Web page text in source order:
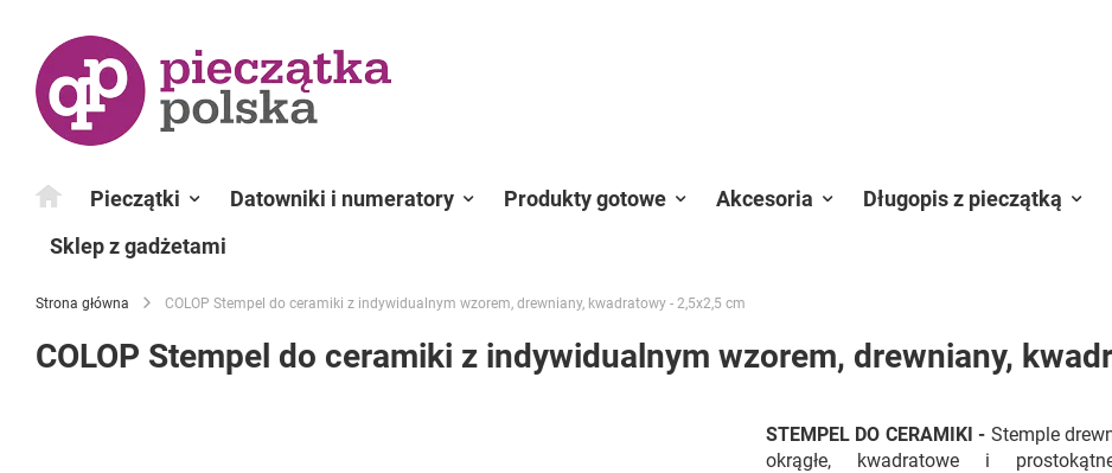
Pieczątki Datowniki i numeratory Produkty gotowe Akcesoria Długopis z pieczątką
Sklep z gadżetami
Strona główna COLOP Stempel do ceramiki z indywidualnym wzorem, drewniany, kwadratowy - 2,5x2,5 cm
COLOP Stempel do ceramiki z indywidualnym wzorem, drewniany,
STEMPEL DO CERAMIKI - Stemple
okrągłe, kwadratowe i